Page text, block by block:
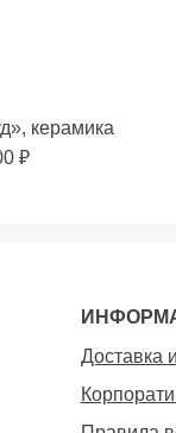
керамика
₽
Доставка